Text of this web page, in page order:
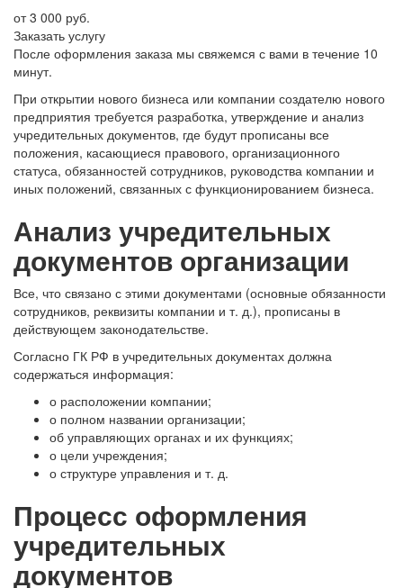
от 3 000 руб.
Заказать услугу
После оформления заказа мы свяжемся с вами в течение 10
минут.
При открытии нового бизнеса или компании создателю нового
предприятия требуется разработка, утверждение и анализ
учредительных документов, где будут прописаны все
положения, касающиеся правового, организационного
статуса, обязанностей сотрудников, руководства компании и
иных положений, связанных с функционированием бизнеса.
Анализ учредительных
документов организации
Все, что связано с этими документами (основные обязанности
сотрудников, реквизиты компании и т. д.), прописаны в
действующем законодательстве.
Согласно ГК РФ в учредительных документах должна
содержаться информация:
о расположении компании;
о полном названии организации;
об управляющих органах и их функциях;
о цели учреждения;
о структуре управления и т. д.
Процесс оформления
учредительных
документов